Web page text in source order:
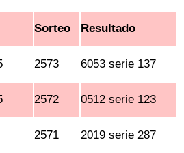
Sorteo Resultado
2573 6053 serie 137
2572 0512 serie 123
2571 2019 serie 287